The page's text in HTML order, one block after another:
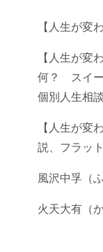
【人生が変
【人生が変
何？ スイー
個別人生相
【人生が変
説、フラッ
風沢中孚（
火天大有（